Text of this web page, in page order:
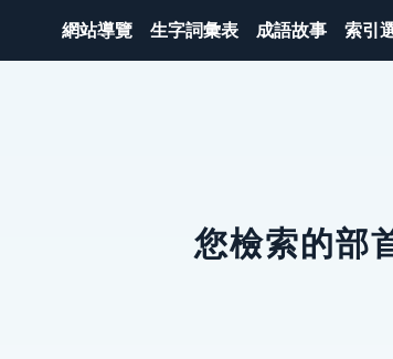
網站導覽 生字詞彙表 成語故事 索引
您檢索的部